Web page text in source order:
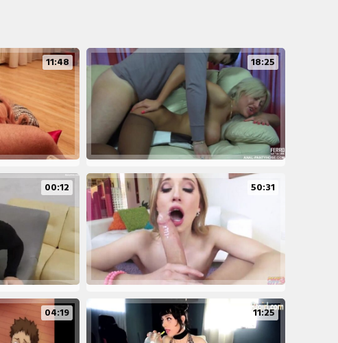
11:48 18:25
00:12 50:31
04:19 11:25